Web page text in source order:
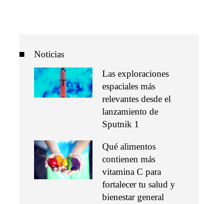
Noticias
Las exploraciones
espaciales más
relevantes desde el
lanzamiento de
Sputnik 1
Qué alimentos
contienen más
vitamina C para
fortalecer tu salud y
bienestar general